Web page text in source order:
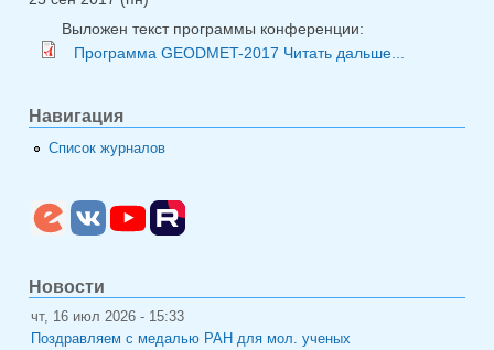
Выложен текст программы конференции:
Программа GEODMET-2017 Читать дальше...
Навигация
Список журналов
Новости
чт, 16 июл 2026 - 15:33
Поздравляем с медалью РАН для мол. ученых